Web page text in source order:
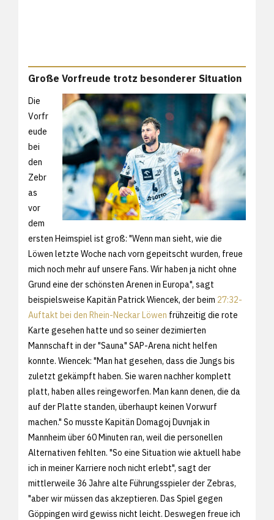
Große Vorfreude trotz besonderer Situation
Die
Vorfr
eude
bei
den
Zebr
as
vor
dem
ersten Heimspiel ist groß: "Wenn man sieht, wie die
Löwen letzte Woche nach vorn gepeitscht wurden, freue
mich noch mehr auf unsere Fans. Wir haben ja nicht ohne
Grund eine der schönsten Arenen in Europa", sagt
beispielsweise Kapitän Patrick Wiencek, der beim 27:32-
Auftakt bei den Rhein-Neckar Löwen frühzeitig die rote
Karte gesehen hatte und so seiner dezimierten
Mannschaft in der "Sauna" SAP-Arena nicht helfen
konnte. Wiencek: "Man hat gesehen, dass die Jungs bis
zuletzt gekämpft haben. Sie waren nachher komplett
platt, haben alles reingeworfen. Man kann denen, die da
auf der Platte standen, überhaupt keinen Vorwurf
machen." So musste Kapitän Domagoj Duvnjak in
Mannheim über 60 Minuten ran, weil die personellen
Alternativen fehlten. "So eine Situation wie aktuell habe
ich in meiner Karriere noch nicht erlebt", sagt der
mittlerweile 36 Jahre alte Führungsspieler der Zebras,
"aber wir müssen das akzeptieren. Das Spiel gegen
Göppingen wird gewiss nicht leicht. Deswegen freue ich